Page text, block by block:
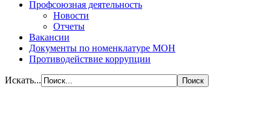
Профсоюзная деятельность
Новости
Отчеты
Вакансии
Документы по номенклатуре МОН
Противодействие коррупции
Искать...